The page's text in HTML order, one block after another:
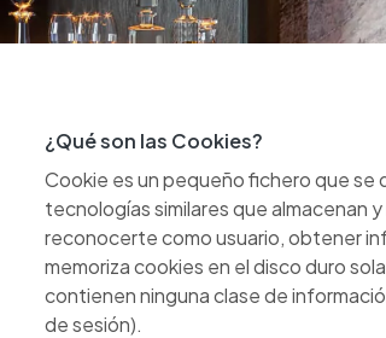
¿Qué son las Cookies?
Cookie es un pequeño fichero que
tecnologías similares que almacenan
reconocerte como usuario, obtener
memoriza cookies en el disco duro
contienen ninguna clase de
de sesión).